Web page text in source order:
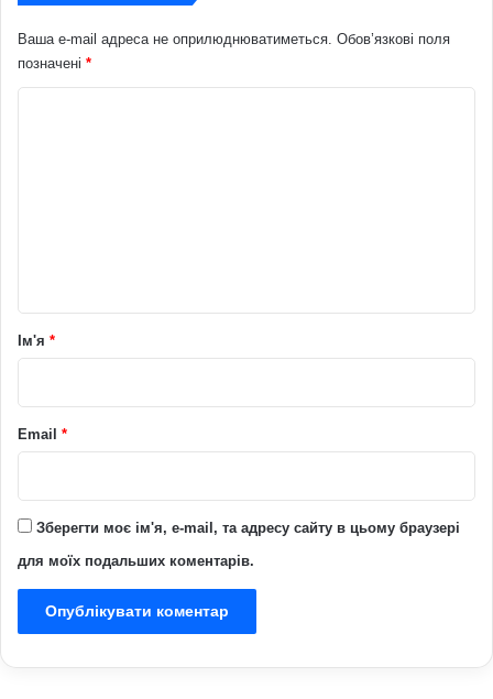
Ваша e-mail адреса не оприлюднюватиметься. Обов’язкові поля
позначені *
рІм'я *
Email *
Зберегти моє ім'я, e-mail, та адресу сайту в цьому браузері
для моїх подальших коментарів.